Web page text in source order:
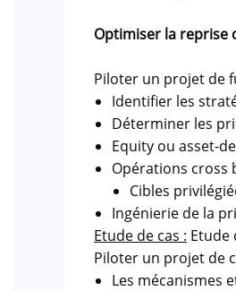
Optimiser la reprise
Piloter un projet de
Identifier les
Déterminer les
Equity ou asset-
Opérations cross
Cibles
Ingénierie de la
Etude de cas : Etude
Piloter un projet de
Les mécanismes